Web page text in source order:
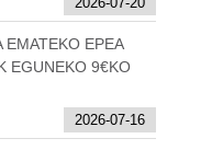
EPEA
EGUNEKO 9€KO
2026-07-16